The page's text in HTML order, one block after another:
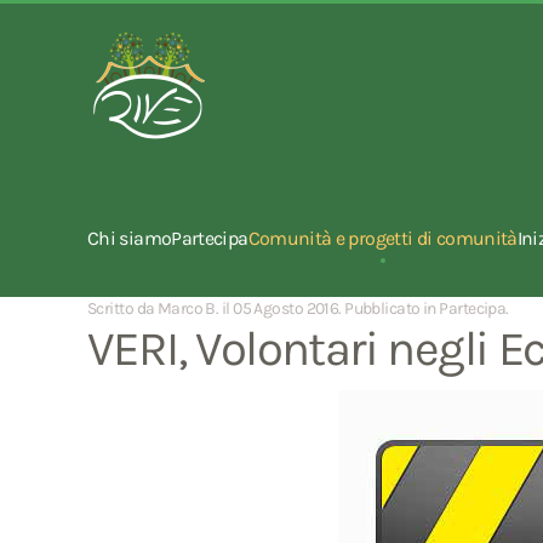
Chi siamoPartecipaComunità e progetti di comunità
Scritto da Marco B. il 05 Agosto 2016. Pubblicato in Partecipa.
VERI, Volontari negli